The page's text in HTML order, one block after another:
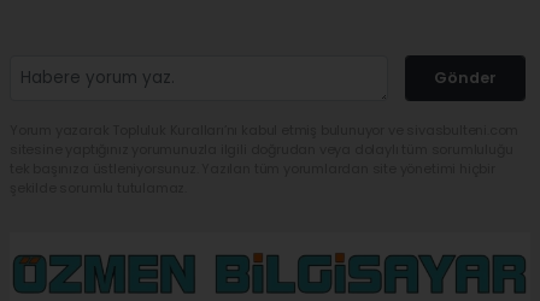
Gönder